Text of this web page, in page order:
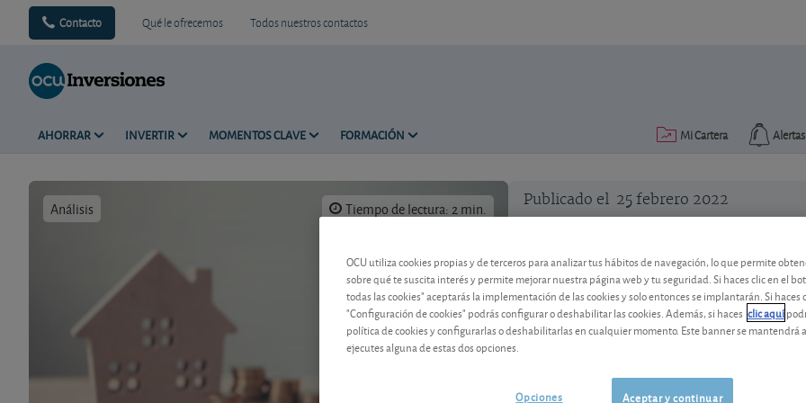
Contacto Qué le ofrecemos Todos nuestros contactos
AHORRAR INVERTIR MOMENTOS CLAVE FORMACIÓN Alertas
Mi Cartera
Análisis Tiempo de lectura: 2 min. Publicado el 25 febrero 2022
Nueva prórroga a las
Algunas medidas extraordinarias
OCU utiliza cookies propias y de terceros para analizar tus hábitos de navegación, lo que permite
sobre qué te suscita interés y permite mejorar nuestra página web y tu seguridad. Si haces clic en el
todas las cookies" aceptarás la implementación de las cookies y solo entonces se implantarán. Si haces
"Configuración de cookies" podrás configurar o deshabilitar las cookies. Además, si haces clic aquí
política de cookies y configurarlas o deshabilitarlas en cualquier momento. Este banner se mantendrá
ejecutes alguna de estas dos opciones.
Aceptar y continuar
Opciones